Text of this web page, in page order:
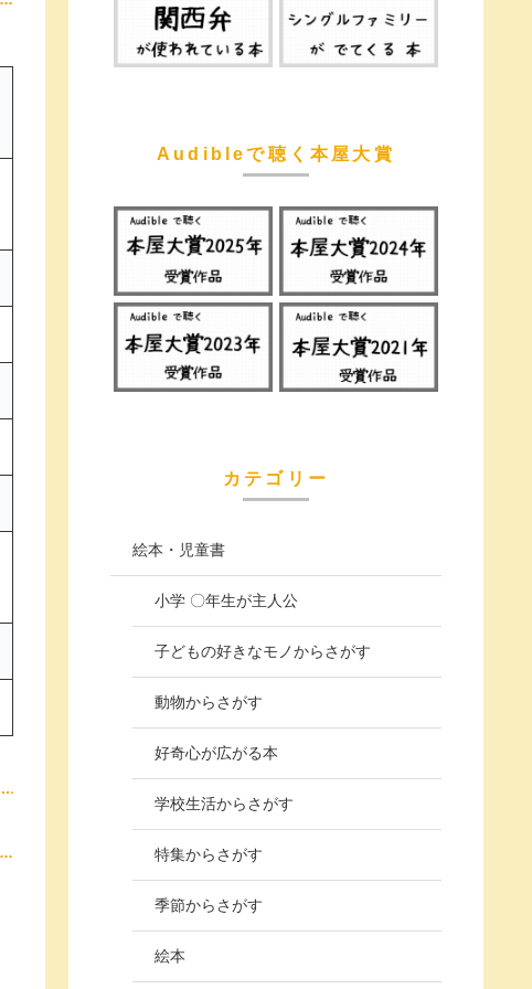
Audibleで聴く本屋大賞
カテゴリー
絵本・児童書
小学 〇年生が主人公
子どもの好きなモノからさがす
動物からさがす
好奇心が広がる本
学校生活からさがす
特集からさがす
季節からさがす
絵本